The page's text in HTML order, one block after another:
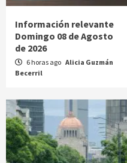
Información relevante
Domingo 08 de Agosto
de 2026
6 horas ago Alicia Guzmán
Becerril